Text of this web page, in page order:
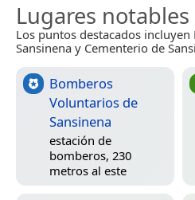
Lugares notables
Los puntos destacados
Sansinena y Cementerio de
Bomberos
Voluntarios de
Sansinena
estación de
bomberos, 230
metros al este